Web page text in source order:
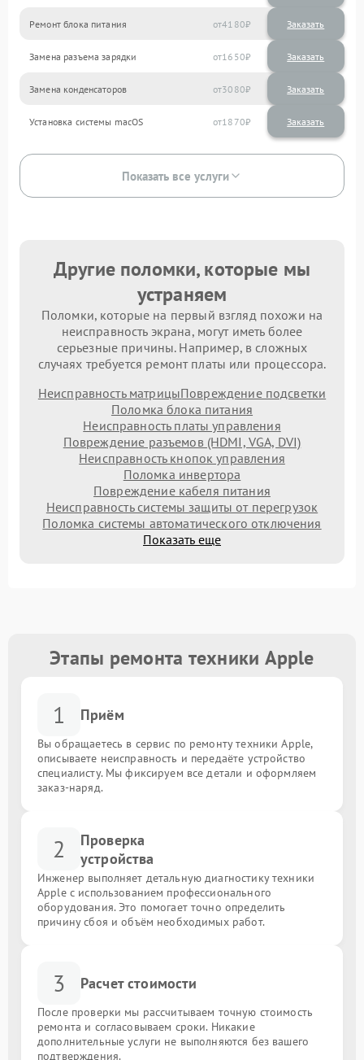
Ремонт блока питания 4180
Замена разъема зарядки 1650
Замена конденсаторов 3080
Установка системы macOS 1870
Показать все услуги
Другие поломки, которые мы
устраняем
Поломки, которые на первый взгляд похожи на
неисправность экрана, могут иметь более
серьезные причины. Например, в сложных
случаях требуется ремонт платы или процессора.
Неисправность матрицыПовреждение подсветки
Поломка блока питания
Неисправность платы управления
Повреждение разъемов (HDMI, VGA, DVI)
Неисправность кнопок управления
Поломка инвертора
Повреждение кабеля питания
Неисправность системы защиты от перегрузок
Поломка системы автоматического отключения
Показать еще
Этапы ремонта техники Apple
1 Приём
Вы обращаетесь в сервис по ремонту техники Apple,
описываете неисправность и передаёте устройство
специалисту. Мы фиксируем все детали и оформляем
заказ-наряд.
2
Проверка
устройства
Инженер выполняет детальную диагностику техники
Apple с использованием профессионального
оборудования. Это помогает точно определить
причину сбоя и объём необходимых работ.
3 Расчет стоимости
После проверки мы рассчитываем точную стоимость
ремонта и согласовываем сроки. Никакие
дополнительные услуги не выполняются без вашего
подтверждения.